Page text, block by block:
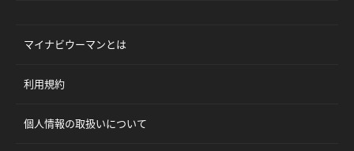
マイナビウーマンとは
利用規約
個人情報の取扱いについて